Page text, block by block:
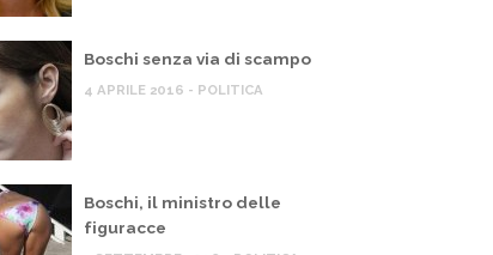
Boschi senza via di scampo
4 APRILE 2016 - POLITICA
Boschi, il ministro delle
figuracce